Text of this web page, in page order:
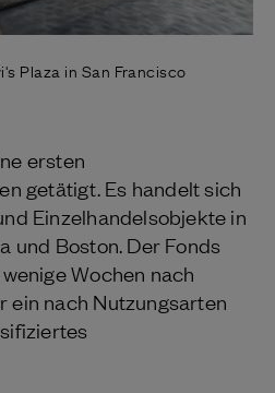
Plaza in San Francisco
ersten
getätigt. Es handelt sich
Einzelhandelsobjekte in
und Boston. Der Fonds
Wochen nach
ein nach Nutzungsarten